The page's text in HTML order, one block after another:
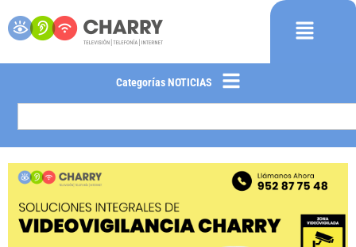
Categorías NOTICIAS